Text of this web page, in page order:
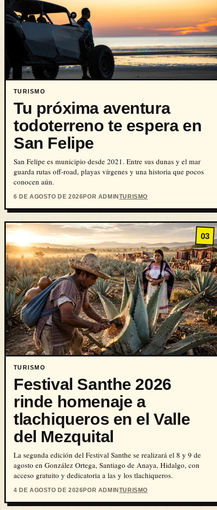
TURISMO
Tu próxima aventura
todoterreno te espera en
San Felipe
San Felipe es municipio desde 2021. Entre sus dunas y el mar
guarda rutas off-road, playas vírgenes y una historia que pocos
conocen aún.
6 DE AGOSTO DE 2026POR ADMINTURISMO
03
TURISMO
Festival Santhe 2026
rinde homenaje a
tlachiqueros en el Valle
del Mezquital
La segunda edición del Festival Santhe se realizará el 8 y 9 de
agosto en González Ortega, Santiago de Anaya, Hidalgo, con
acceso gratuito y dedicatoria a las y los tlachiqueros.
4 DE AGOSTO DE 2026POR ADMIN TURISMO